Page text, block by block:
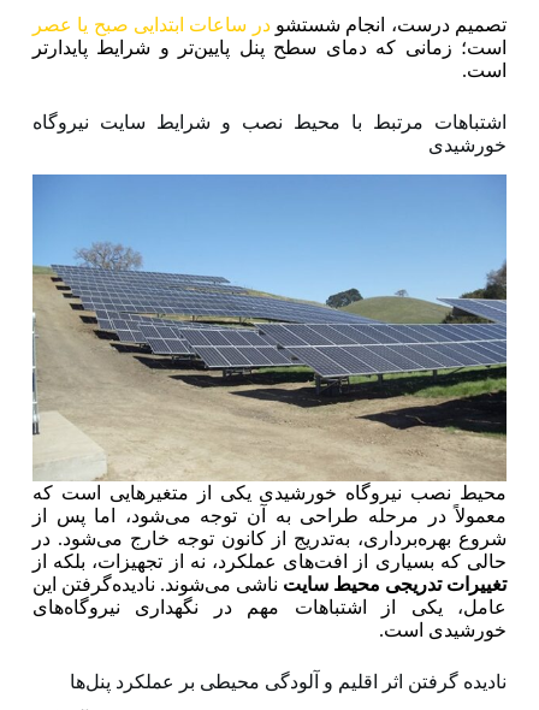
تصمیم درست، انجام شستشودر ساعات ابتدایی صبح یا عصر
است؛ زمانی که دمای سطح پنل پایین‌تر و شرایط پایدارتر
است.
اشتباهات مرتبط با محیط نصب و شرایط سایت نیروگاه
خورشیدی
محیط نصب نیروگاه خورشیدی یکی از متغیرهایی است که
معمولاً در مرحله طراحی به آن توجه می‌شود، اما پس از
شروع بهره‌برداری، به‌تدریج از کانون توجه خارج می‌شود. در
حالی که بسیاری از افت‌های عملکرد، نه از تجهیزات، بلکه از
تغییرات تدریجی محیط سایت ناشی می‌شوند. نادیده‌گرفتن این
عامل، یکی از اشتباهات مهم در نگهداری نیروگاه‌های
خورشیدی است.
نادیده گرفتن اثر اقلیم و آلودگی محیطی بر عملکرد پنل‌ها